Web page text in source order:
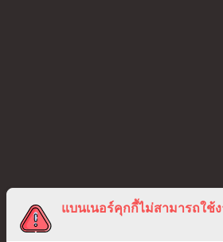
แบนเนอร์คุกกี้ไม่สามารถใช้